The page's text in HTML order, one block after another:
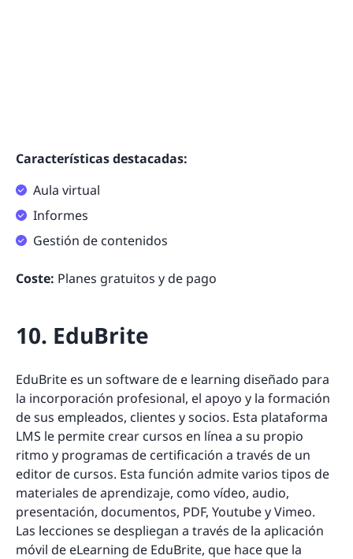
Características destacadas:
Aula virtual
Informes
Gestión de contenidos
Coste: Planes gratuitos y de pago
10. EduBrite
EduBrite es un software de e learning diseñado para
la incorporación profesional, el apoyo y la formación
de sus empleados, clientes y socios. Esta plataforma
LMS le permite crear cursos en línea a su propio
ritmo y programas de certificación a través de un
editor de cursos. Esta función admite varios tipos de
materiales de aprendizaje, como vídeo, audio,
presentación, documentos, PDF, Youtube y Vimeo.
Las lecciones se despliegan a través de la aplicación
móvil de eLearning de EduBrite, que hace que la